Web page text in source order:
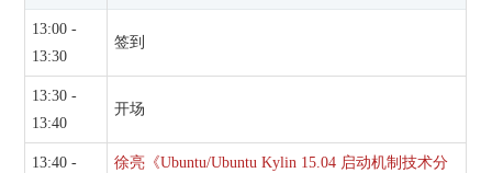
13:00 -
13:30
签到
13:30 -
13:40
开场
13:40 -
徐亮《Ubuntu/Ubuntu Kylin 15.04 启动机制技术分